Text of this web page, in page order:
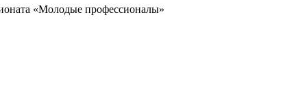
«Молодые профессионалы»